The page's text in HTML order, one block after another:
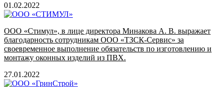
01.02.2022
ООО «Стимул», в лице директора Минакова А. В. выражает
благодарность сотрудникам ООО «ТЗСК-Сервис» за
своевременное выполнение обязательств по изготовлению и
монтажу оконных изделий из ПВХ.
27.01.2022